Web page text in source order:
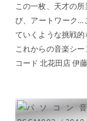
この一枚、天才の
び、アートワーク…
ていくような挑戦的
これからの音楽シ
コード 北花田店 伊藤